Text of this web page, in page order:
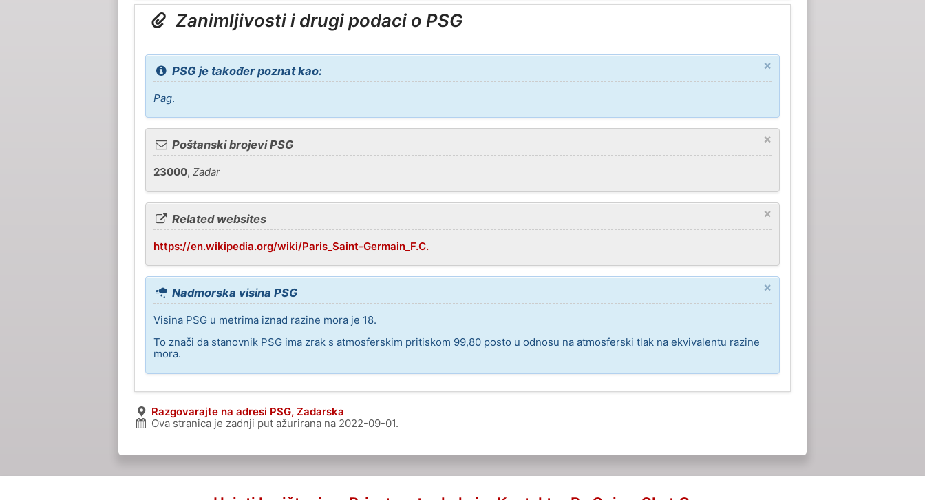
Zanimljivosti i drugi podaci o PSG
×
PSG je također poznat kao:
Pag.
×
Poštanski brojevi PSG
23000, Zadar
×
Related websites
https://en.wikipedia.org/wiki/Paris_Saint-Germain_F.C.
×
Nadmorska visina PSG
Visina PSG u metrima iznad razine mora je 18.
To znači da stanovnik PSG ima zrak s atmosferskim pritiskom 99,80 posto u odnosu na atmosferski tlak na ekvivalentu razine
mora.
Razgovarajte na adresi PSG, Zadarska
Ova stranica je zadnji put ažurirana na 2022-09-01.